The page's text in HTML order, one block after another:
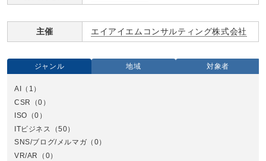
主催 エイアイエムコンサルティング株式会社
ジャンル 地域 対象者
AI
（1）
CSR
（0）
ISO （0）
ITビジネス
（50）
SNS/ブログ/メルマガ （0）
VR/AR
（0）